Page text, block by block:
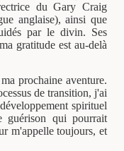
du Gary Craig
anglaise), ainsi que
par le divin. Ses
gratitude est au-delà
prochaine aventure.
de transition, j'ai
spirituel
guérison qui pourrait
m'appelle toujours, et